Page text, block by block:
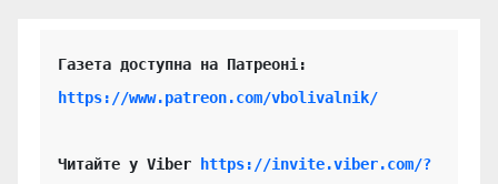
https://www.patreon.com/vbolivalnik/
Читайте у Viber
https://invite.viber.com/?